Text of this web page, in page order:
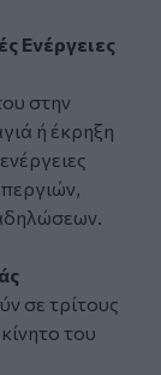
Ενέργειες
στην
ή έκρηξη
σε τρίτους
του